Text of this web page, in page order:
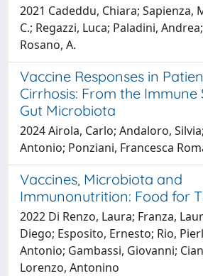
2021 Cadeddu, Chiara; Sapienza,
C.; Regazzi, Luca; Paladini,
Rosano, A.
Vaccine Responses in
Cirrhosis: From the
Gut Microbiota
2024 Airola, Carlo; Andaloro,
Antonio; Ponziani, Francesca
Vaccines, Microbiota and
Immunonutrition: Food for
2022 Di Renzo, Laura; Franza,
Diego; Esposito, Ernesto; Rio,
Antonio; Gambassi, Giovanni;
Lorenzo, Antonino